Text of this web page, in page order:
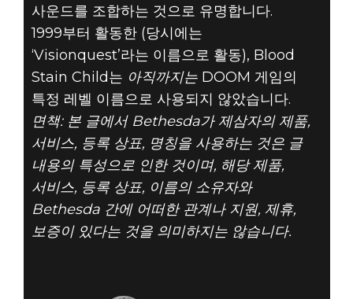
사운드를 조합하는 것으로 유명합니다.
1999부터 활동한 (당시에는
‘Visionquest’라는 이름으로 활동), Blood
Stain Child는 아직까지는DOOM 게임의
특정 레벨 이름으로 사용되지 않았습니다.
면책: 본 글에서 Bethesda가 제삼자의 제품,
서비스, 등록 상표, 명칭을 사용하는 것은 글
내용의 특성으로 인한 것이며, 해당 제품,
서비스, 등록 상표, 이름의 소유자와
Bethesda 간에 어떠한 관계나 지원, 제휴,
보증이 있다는 것을 의미하지는 않습니다.